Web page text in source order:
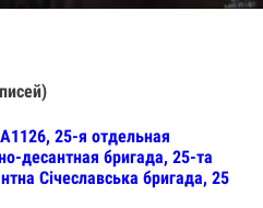
25-я отдельная
десантная бригада, 25-та
Січеславська бригада, 25